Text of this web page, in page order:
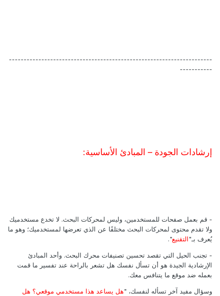
---------------------------------------------------------------------
-----------
إرشادات الجودة – المبادئ الأساسية:
- قم بعمل صفحات للمستخدمين، وليس لمحركات البحث. لا تخدع مستخدميك
ولا تقدم محتوى لمحركات البحث مختلفًا عن الذي تعرضها لمستخدميك؛ وهو ما
يُعرف بـ"التقنيع".
- تجنب الحيل التي تقصد تحسين تصنيفات محرك البحث. وأحد المبادئ
الإرشادية الجيدة هو أن تسأل نفسك هل تشعر بالراحة عند تفسير ما قمت
بعمله ضد موقع ما يتنافس معك.
وسؤال مفيد آخر تسأله لنفسك، " هل يساعد هذا مستخدمي موقعي؟ هل